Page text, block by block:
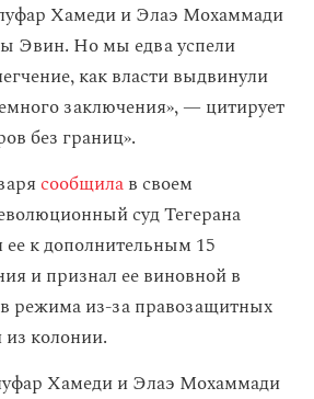
Хамеди и Элаэ Мохаммади
Эвин. Но мы едва успели
как власти выдвинули
заключения», — цитирует
без границ».
сообщилав своем
суд Тегерана
к дополнительным 15
и признал ее виновной в
режима из-за правозащитных
колонии.
Хамеди и Элаэ Мохаммади